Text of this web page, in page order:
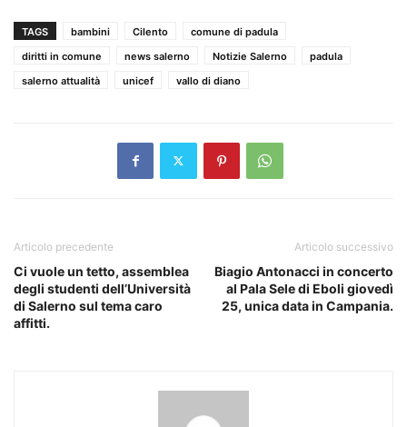
TAGS bambini Cilento
comune di padula
diritti in comune
news salerno Notizie Salerno
padula
salerno attualità
unicef vallo di diano
Articolo precedente
Ci vuole un tetto, assemblea
degli studenti dell’Università
di Salerno sul tema caro
affitti.
Articolo successivo
Biagio Antonacci in concerto
al Pala Sele di Eboli giovedì
25, unica data in Campania.